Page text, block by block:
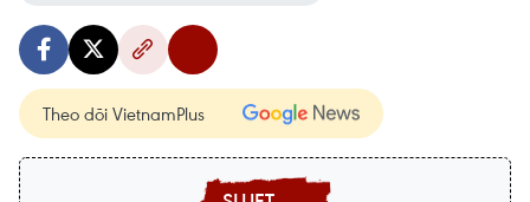
Theo dõi VietnamPlus